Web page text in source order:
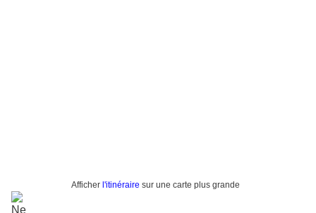
Afficher l'itinéraire sur une carte plus grande